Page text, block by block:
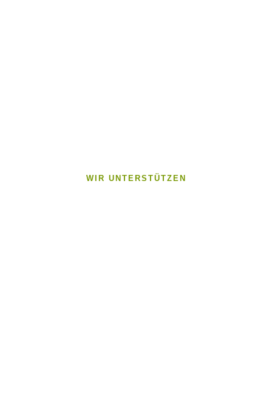
WIR UNTERSTÜTZEN